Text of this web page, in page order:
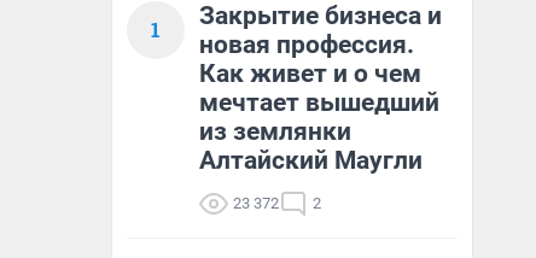
1
Закрытие бизнеса и
новая профессия.
Как живет и о чем
мечтает вышедший
из землянки
Алтайский Маугли
23 372 2